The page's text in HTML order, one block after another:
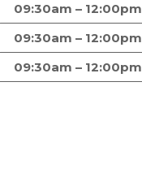
09:30am – 12:00pm
09:30am – 12:00pm
09:30am – 12:00pm